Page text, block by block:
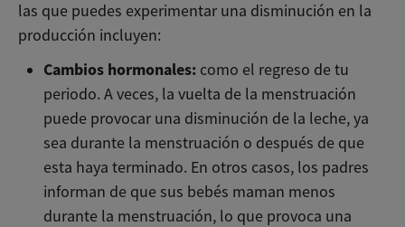
las que puedes experimentar una disminución en la
producción incluyen:
Cambios hormonales: como el regreso de tu
periodo. A veces, la vuelta de la menstruación
puede provocar una disminución de la leche, ya
sea durante la menstruación o después de que
esta haya terminado. En otros casos, los padres
informan de que sus bebés maman menos
durante la menstruación, lo que provoca una